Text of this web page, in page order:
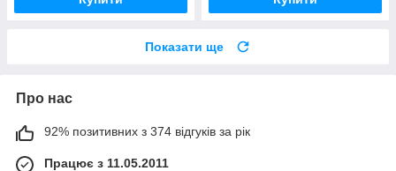
Показати ще
Про нас
92% позитивних з 374 відгуків за рік
Працює з 11.05.2011